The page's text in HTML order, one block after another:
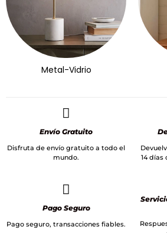
Metal-Vidrio
Envío Gratuito
Disfruta de envío gratuito a todo el
mundo.
14 días
Pago Seguro
Pago seguro, transacciones fiables.